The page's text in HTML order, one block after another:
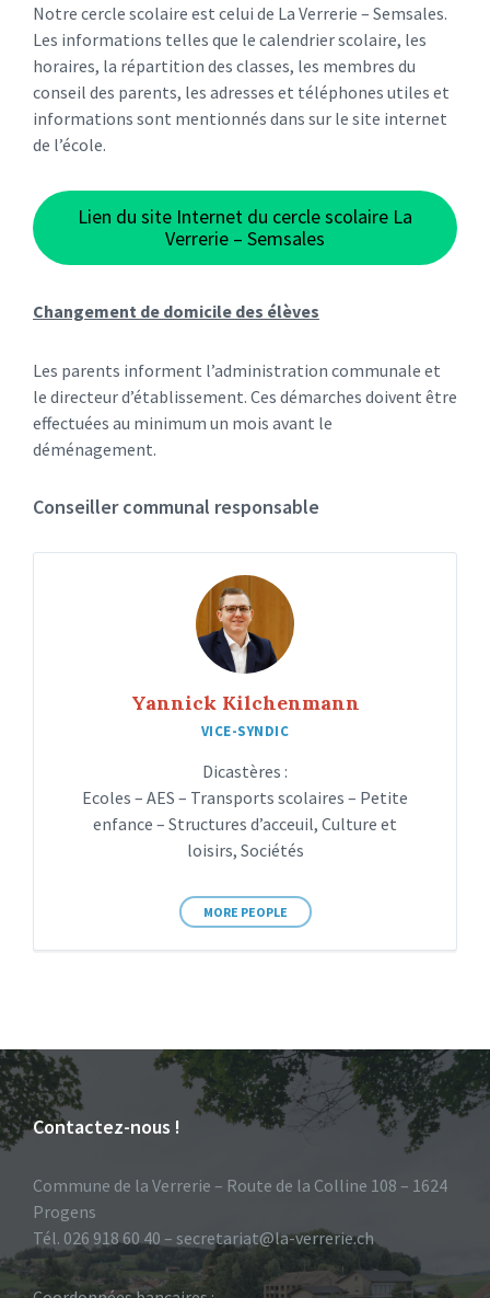
Notre cercle scolaire est celui de La Verrerie – Semsales.
Les informations telles que le calendrier scolaire, les
horaires, la répartition des classes, les membres du
conseil des parents, les adresses et téléphones utiles et
informations sont mentionnés dans sur le site internet
de l’école.
Lien du site Internet du cercle scolaire La
Verrerie – Semsales
Changement de domicile des élèves
Les parents informent l’administration communale et
le directeur d’établissement. Ces démarches doivent être
effectuées au minimum un mois avant le
déménagement.
Conseiller communal responsable
Yannick Kilchenmann
VICE-SYNDIC
Dicastères :
Ecoles – AES – Transports scolaires – Petite
enfance – Structures d’acceuil, Culture et
loisirs, Sociétés
MORE PEOPLE
Contactez-nous !
Commune de la Verrerie – Route de la Colline 108 – 1624
Progens
Tél. 026 918 60 40 – secretariat@la-verrerie.ch